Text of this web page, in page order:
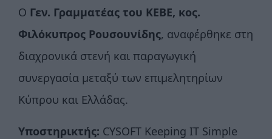
Ο Γεν. Γραμματέας του ΚΕΒΕ, κος.
Φιλόκυπρος Ρουσουνίδης, αναφέρθηκε στη
διαχρονικά στενή και παραγωγική
συνεργασία μεταξύ των επιμελητηρίων
Κύπρου και Ελλάδας.
Υποστηρικτής: CYSOFT Keeping IT Simple